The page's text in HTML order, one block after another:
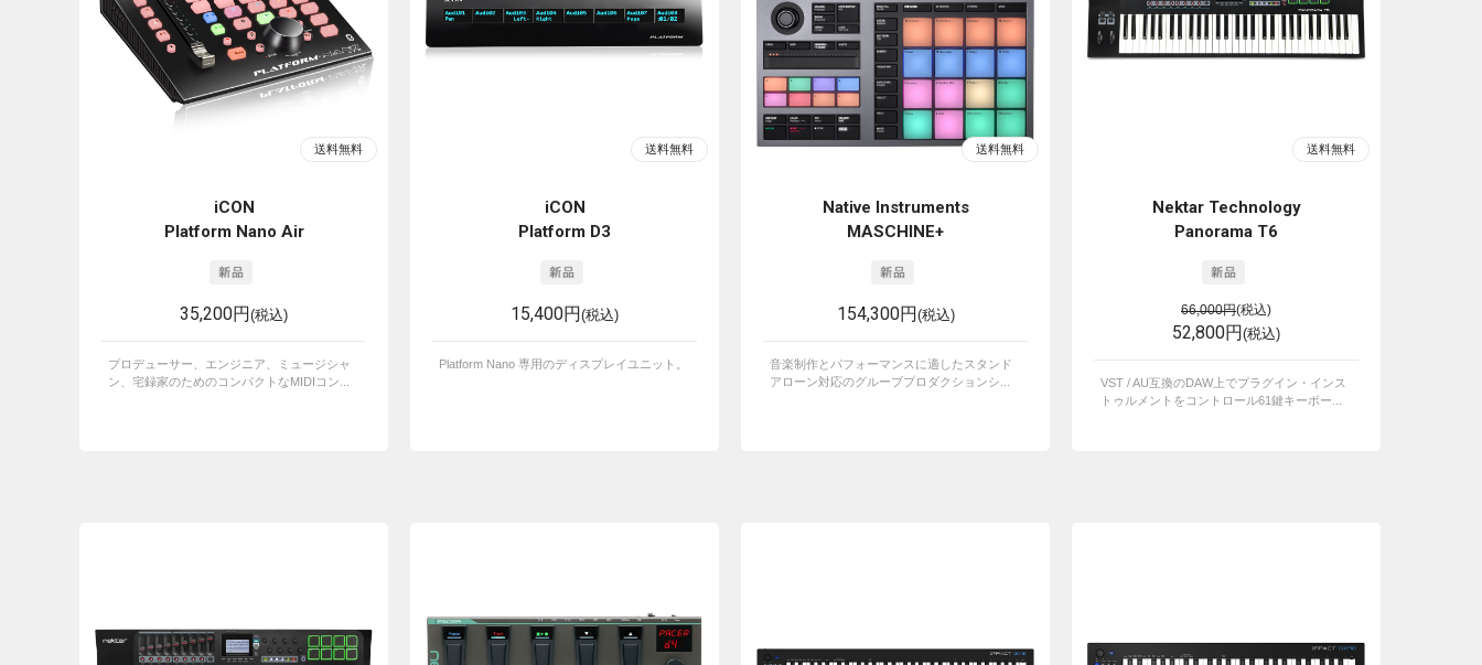
iCON
Platform Nano Air
35,200円(税込)
プロデューサー、エンジニア、ミュージシャ
ン、宅録家のためのコンパクトなMIDIコン...
iCON
Platform D3
15,400円(税込)
Platform Nano 専用のディスプレイユニット。
Native Instruments
MASCHINE+
154,300円(税込)
音楽制作とパフォーマンスに適したスタンド
アローン対応のグルーブプロダクションシ...
Nektar Technology
Panorama T6
66,000円(税込)
52,800円(税込)
VST / AU互換のDAW上でプラグイン・インス
トゥルメントをコントロール61鍵キーボー...